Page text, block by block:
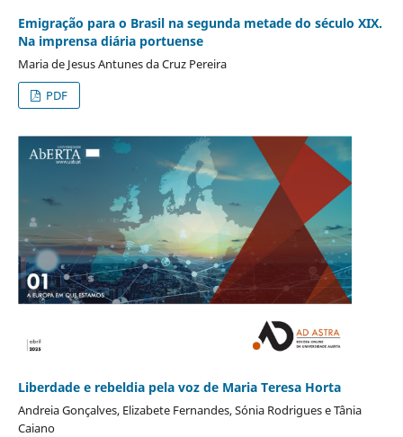
Emigração para o Brasil na segunda metade do século XIX.
Na imprensa diária portuense
Maria de Jesus Antunes da Cruz Pereira
PDF
Liberdade e rebeldia pela voz de Maria Teresa Horta
Andreia Gonçalves, Elizabete Fernandes, Sónia Rodrigues e Tânia
Caiano